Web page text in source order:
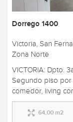
Dorrego 1400
Victoria, San
Zona Norte
VICTORIA: Dpto.
Segundo piso por
comedor, living
64,00 m2